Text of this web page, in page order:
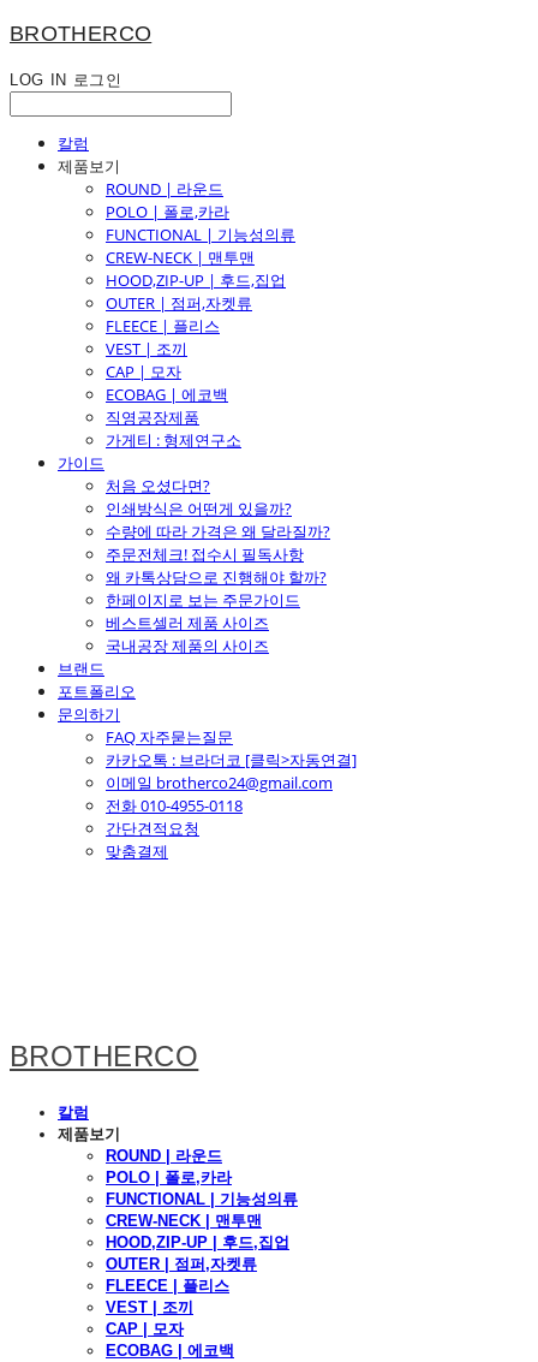
BROTHERCO
LOG IN 로그인
칼럼
제품보기
ROUND | 라운드
POLO | 폴로,카라
FUNCTIONAL | 기능성의류
CREW-NECK | 맨투맨
HOOD,ZIP-UP | 후드,집업
OUTER | 점퍼,자켓류
FLEECE | 플리스
VEST | 조끼
CAP | 모자
ECOBAG | 에코백
직영공장제품
가게티 : 형제연구소
가이드
처음 오셨다면?
인쇄방식은 어떤게 있을까?
수량에 따라 가격은 왜 달라질까?
주문전체크! 접수시 필독사항
왜 카톡상담으로 진행해야 할까?
한페이지로 보는 주문가이드
베스트셀러 제품 사이즈
국내공장 제품의 사이즈
브랜드
포트폴리오
문의하기
FAQ 자주묻는질문
카카오톡 : 브라더코 [클릭>자동연결]
이메일 brotherco24@gmail.com
전화 010-4955-0118
간단견적요청
맞춤결제
BROTHERCO
칼럼
제품보기
ROUND | 라운드
POLO | 폴로,카라
FUNCTIONAL | 기능성의류
CREW-NECK | 맨투맨
HOOD,ZIP-UP | 후드,집업
OUTER | 점퍼,자켓류
FLEECE | 플리스
VEST | 조끼
CAP | 모자
ECOBAG | 에코백